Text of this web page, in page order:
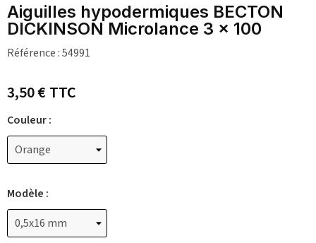
Aiguilles hypodermiques BECTON
DICKINSON Microlance 3 x 100
Référence :54991
3,50 €TTC
Couleur :
Modèle :